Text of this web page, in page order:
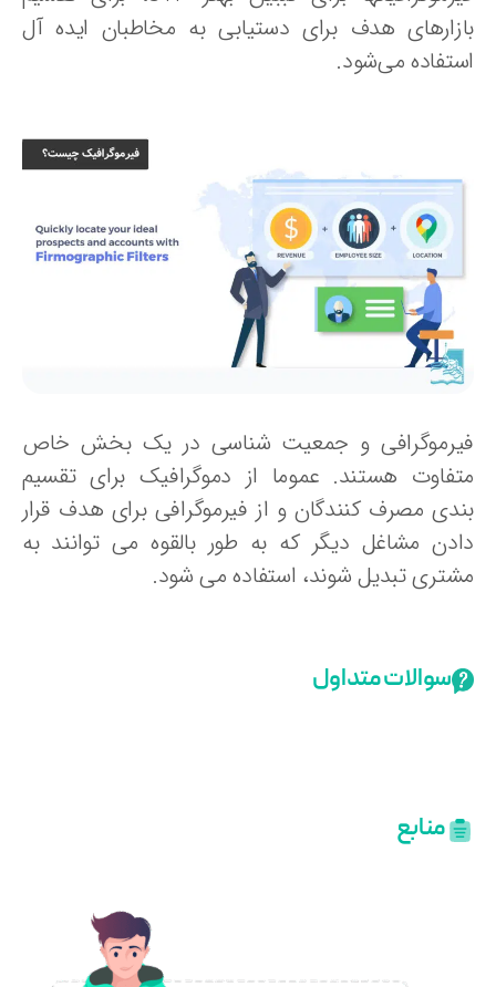
هدف برای دستیابی به مخاطبان ایده آل
می‌شود.
و جمعیت شناسی در یک بخش خاص
هستند. عموما از دموگرافیک برای تقسیم
مصرف کنندگان و از فیرموگرافی برای هدف قرار
مشاغل دیگر که به طور بالقوه می توانند به
تبدیل شوند، استفاده می شود.
سوالات متداول
منابع